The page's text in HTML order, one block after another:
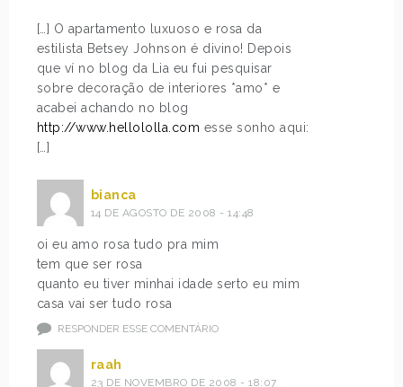
[…] O apartamento luxuoso e rosa da
estilista Betsey Johnson é divino! Depois
que ví no blog da Lia eu fui pesquisar
sobre decoração de interiores *amo* e
acabei achando no blog
http://www.hellololla.com esse sonho aqui:
[…]
bianca
14 DE AGOSTO DE 2008 - 14:48
oi eu amo rosa tudo pra mim
tem que ser rosa
quanto eu tiver minhai idade serto eu mim
casa vai ser tudo rosa
RESPONDER ESSE COMENTÁRIO
raah
23 DE NOVEMBRO DE 2008 - 18:07